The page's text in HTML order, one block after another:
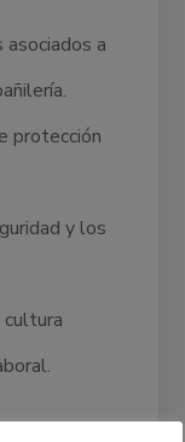
a
protección
y los
día a día del